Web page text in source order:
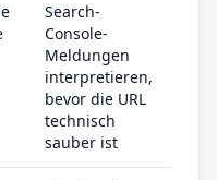
Search-
Console-
Meldungen
interpretieren,
bevor die URL
technisch
sauber ist